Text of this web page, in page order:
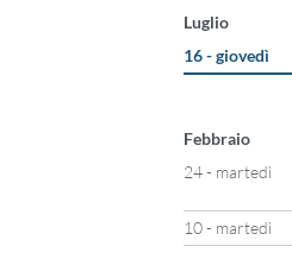
Luglio
16 - giovedì
Febbraio
24 - martedì
10 - martedì